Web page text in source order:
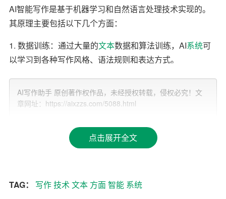
AI智能写作是基于机器学习和自然语言处理技术实现的。
其原理主要包括以下几个方面：
1. 数据训练：通过大量的文本数据和算法训练，AI系统可
以学习到各种写作风格、语法规则和表达方式。
2. 文本生成：AI系统根据输入的关键词、主题或指令，自
动生成符合要求的文本内容。
本中的语义、情感和逻辑关系，从而生成更加贴近人类写
的反馈和需求，不断调整和优化文本内容。
AI写作助手 原创著作权作品，未经授权转载，侵权必究！文
章网址：https://aixzzs.com/5088.html
点击展开全文
TAG： 写作技术文本 方面智能 系统